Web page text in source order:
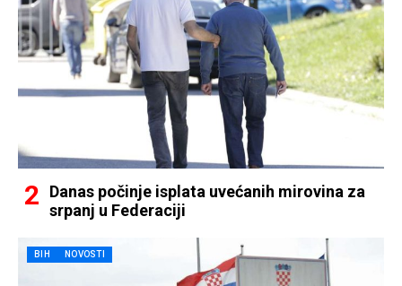
Danas počinje isplata uvećanih mirovina za
srpanj u Federaciji
BIH NOVOSTI